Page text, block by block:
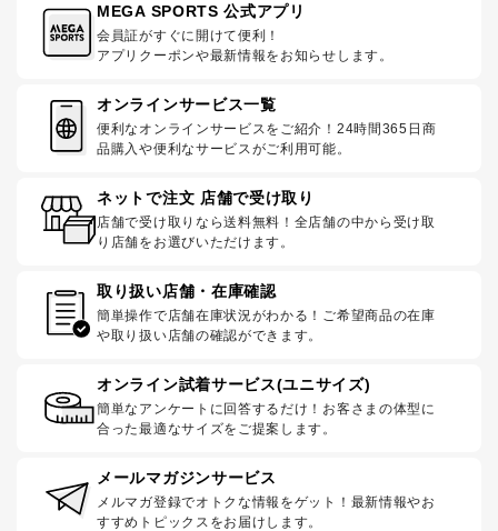
MEGA SPORTS 公式アプリ
会員証がすぐに開けて便利！
アプリクーポンや最新情報をお知らせします。
オンラインサービス一覧
便利なオンラインサービスをご紹介！24時間365日商
品購入や便利なサービスがご利用可能。
ネットで注文 店舗で受け取り
店舗で受け取りなら送料無料！全店舗の中から受け取
り店舗をお選びいただけます。
取り扱い店舗・在庫確認
簡単操作で店舗在庫状況がわかる！ご希望商品の在庫
や取り扱い店舗の確認ができます。
オンライン試着サービス(ユニサイズ)
簡単なアンケートに回答するだけ！お客さまの体型に
合った最適なサイズをご提案します。
メールマガジンサービス
メルマガ登録でオトクな情報をゲット！最新情報やお
すすめトピックスをお届けします。